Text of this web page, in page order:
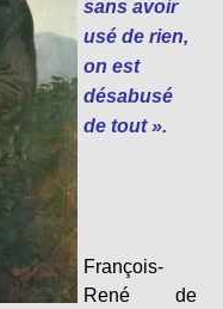
sans avoir
usé de rien,
on est
désabusé
de tout ».
François-
René de